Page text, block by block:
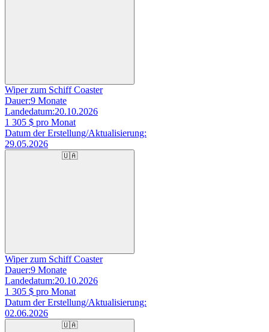
Wiper zum Schiff Coaster
Dauer:9 Monate
Landedatum:20.10.2026
1 305 $ pro Monat
Datum der Erstellung/Aktualisierung:
29.05.2026
🇺🇦
Wiper zum Schiff Coaster
Dauer:9 Monate
Landedatum:20.10.2026
1 305 $ pro Monat
Datum der Erstellung/Aktualisierung:
02.06.2026
🇺🇦